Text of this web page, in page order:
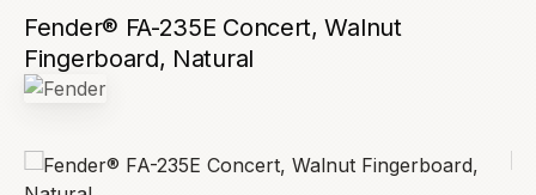
Fender® FA-235E Concert, Walnut
Fingerboard, Natural